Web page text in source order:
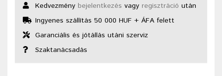
Kedvezmény bejelentkezés vagy regisztráció után
Ingyenes szállítás 50 000 HUF + ÁFA felett
Garanciális és jótállás utáni szerviz
Szaktanácsadás